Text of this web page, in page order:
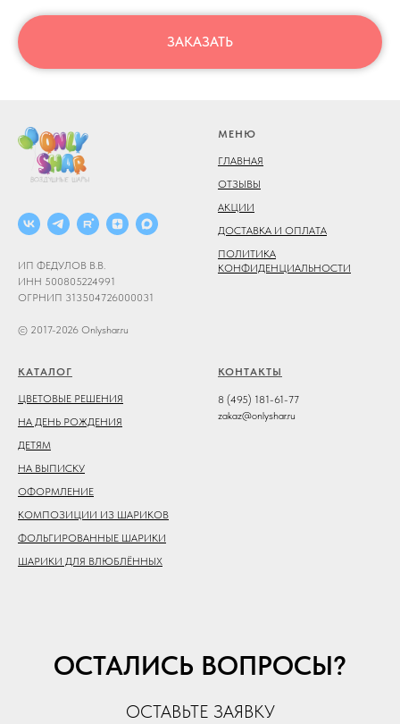
ЗАКАЗАТЬ
ИП ФЕДУЛОВ В.В.
ИНН 500805224991
ОГРНИП 313504726000031
© 2017-2026 Onlyshar.ru
МЕНЮ
ГЛАВНАЯ
ОТЗЫВЫ
АКЦИИ
ДОСТАВКА И ОПЛАТА
ПОЛИТИКА
КОНФИДЕНЦИАЛЬНОСТИ
КАТАЛОГ
ЦВЕТОВЫЕ РЕШЕНИЯ
НА ДЕНЬ РОЖДЕНИЯ
ДЕТЯМ
НА ВЫПИСКУ
ОФОРМЛЕНИЕ
КОМПОЗИЦИИ ИЗ ШАРИКОВ
ФОЛЬГИРОВАННЫЕ ШАРИКИ
ШАРИКИ ДЛЯ ВЛЮБЛЁННЫХ
КОНТАКТЫ
8 (495) 181-61-77
zakaz@onlyshar.ru
ОСТАЛИСЬ ВОПРОСЫ?
ОСТАВЬТЕ ЗАЯВКУ